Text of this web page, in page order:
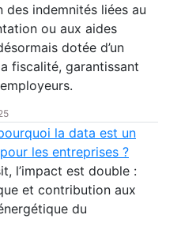
des indemnités liées au
ou aux aides
dotée d’un
fiscalité, garantissant
la data est un
les entreprises ?
l’impact est double :
et contribution aux
du